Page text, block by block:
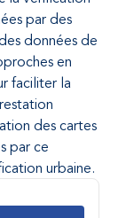
par des
données de
en
faciliter la
des cartes
par ce
urbaine.